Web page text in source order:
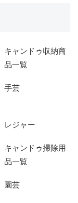
キャンドゥ収納商
品一覧
手芸
レジャー
キャンドゥ掃除用
品一覧
園芸